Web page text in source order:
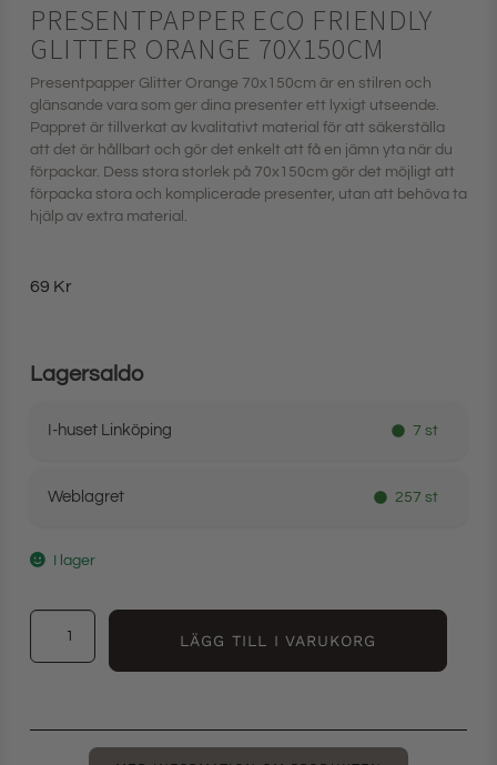
PRESENTPAPPER ECO FRIENDLY
GLITTER ORANGE 70X150CM
Presentpapper Glitter Orange 70x150cm är en stilren och
glänsande vara som ger dina presenter ett lyxigt utseende.
Pappret är tillverkat av kvalitativt material för att säkerställa
att det är hållbart och gör det enkelt att få en jämn yta när du
förpackar. Dess stora storlek på 70x150cm gör det möjligt att
förpacka stora och komplicerade presenter, utan att behöva ta
hjälp av extra material.
69 Kr
Lagersaldo
I-huset Linköping 7 st
Weblagret 257 st
I lager
LÄGG TILL I VARUKORG